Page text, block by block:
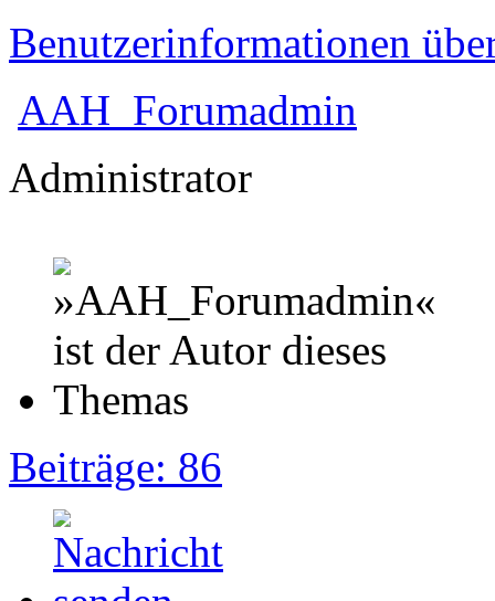
Benutzerinformationen
AAH_Forumadmin
Administrator
Beiträge: 86